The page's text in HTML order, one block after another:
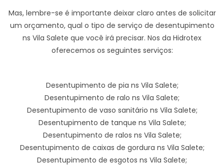
Mas, lembre-se é importante deixar claro antes de solicitar
um orçamento, qual o tipo de serviço de desentupimento
ns Vila Salete que você irá precisar. Nos da Hidrotex
oferecemos os seguintes serviços:
Desentupimento de pia ns Vila Salete;
Desentupimento de ralo ns Vila Salete;
Desentupimento de vaso sanitário ns Vila Salete;
Desentupimento de tanque ns Vila Salete;
Desentupimento de ralos ns Vila Salete;
Desentupimento de caixas de gordura ns Vila Salete;
Desentupimento de esgotos ns Vila Salete;